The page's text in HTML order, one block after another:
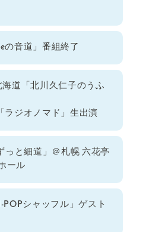
の音道」番組終了
海道「北川久仁子のうふ
ラジオノマド」生出演
っと細道」＠札幌 六花亭
ール
POPシャッフル」ゲスト